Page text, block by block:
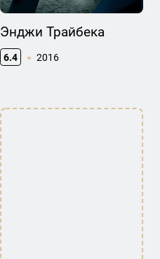
Энджи Трайбека
6.4 2016